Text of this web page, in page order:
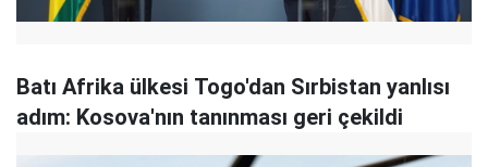
Batı Afrika ülkesi Togo'dan Sırbistan yanlısı
adım: Kosova'nın tanınması geri çekildi